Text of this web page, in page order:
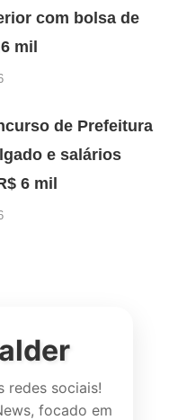
com bolsa de
mil
de Prefeitura
e salários
6 mil
redes sociais!
focado em